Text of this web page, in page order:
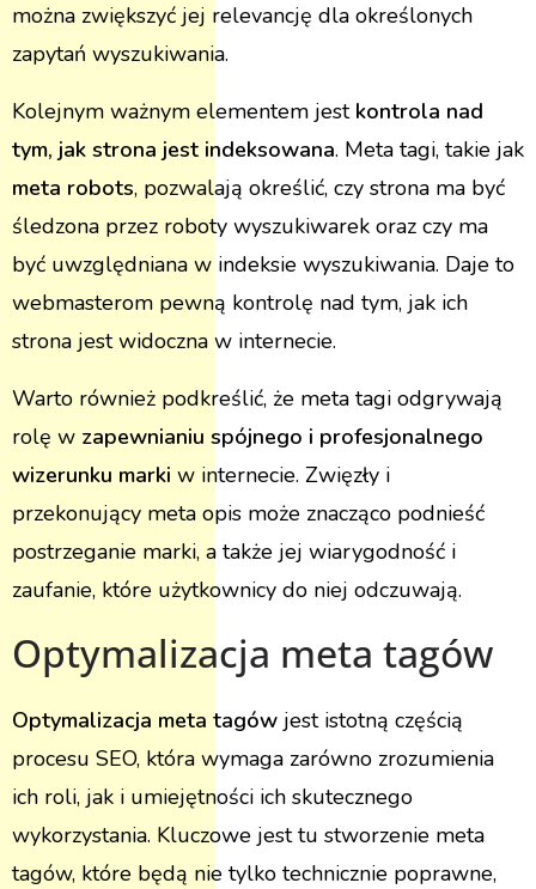
można zwiększyć jej relevancję dla określonych
zapytań wyszukiwania.
Kolejnym ważnym elementem jest kontrola nad
tym, jak strona jest indeksowana. Meta tagi, takie jak
meta robots, pozwalają określić, czy strona ma być
śledzona przez roboty wyszukiwarek oraz czy ma
być uwzględniana w indeksie wyszukiwania. Daje to
webmasterom pewną kontrolę nad tym, jak ich
strona jest widoczna w internecie.
Warto również podkreślić, że meta tagi odgrywają
rolę w zapewnianiu spójnego i profesjonalnego
wizerunku marki w internecie. Zwięzły i
przekonujący meta opis może znacząco podnieść
postrzeganie marki, a także jej wiarygodność i
zaufanie, które użytkownicy do niej odczuwają.
Optymalizacja meta tagów
Optymalizacja meta tagów jest istotną częścią
procesu SEO, która wymaga zarówno zrozumienia
ich roli, jak i umiejętności ich skutecznego
wykorzystania. Kluczowe jest tu stworzenie meta
tagów, które będą nie tylko technicznie poprawne,